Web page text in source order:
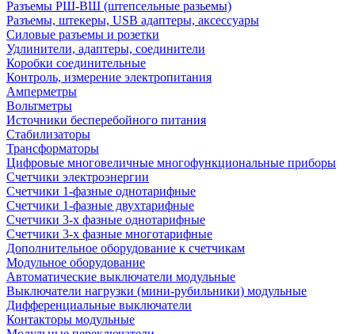
Разъемы РШ-ВШ (штепсельные разьемы)
Разъемы, штекеры, USB адаптеры, аксессуары
Силовые разъемы и розетки
Удлинители, адаптеры, соединители
Коробки соединительные
Контроль, измерение электропитания
Амперметры
Вольтметры
Источники бесперебойного питания
Стабилизаторы
Трансформаторы
Цифровые многовеличные многофункциональные приборы
Счетчики электроэнергии
Счетчики 1-фазные однотарифные
Счетчики 1-фазные двухтарифные
Счетчики 3-х фазные однотарифные
Счетчики 3-х фазные многотарифные
Дополнительное оборудование к счетчикам
Модульное оборудование
Автоматические выключатели модульные
Выключатели нагрузки (мини-рубильники) модульные
Дифференциальные выключатели
Контакторы модульные